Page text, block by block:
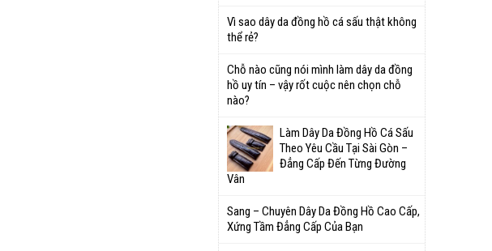
Vì sao dây da đồng hồ cá sấu thật không
thể rẻ?
Chỗ nào cũng nói mình làm dây da đồng
hồ uy tín – vậy rốt cuộc nên chọn chỗ
nào?
Làm Dây Da Đồng Hồ Cá Sấu
Theo Yêu Cầu Tại Sài Gòn –
Đẳng Cấp Đến Từng Đường
Vân
Sang – Chuyên Dây Da Đồng Hồ Cao Cấp,
Xứng Tầm Đẳng Cấp Của Bạn